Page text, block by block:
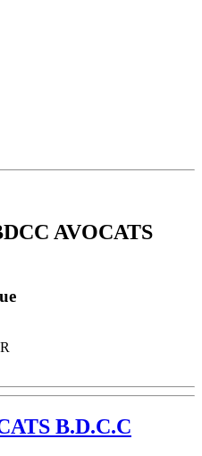
AVOCATS
B.D.C.C